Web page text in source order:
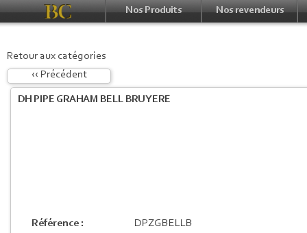
Nos Produits Nos revendeurs
Retour aux catégories
‹‹ Précédent
DH PIPE GRAHAM BELL BRUYERE
Référence : DPZGBELLB